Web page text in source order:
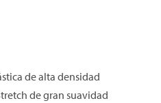
de alta densidad
de gran suavidad